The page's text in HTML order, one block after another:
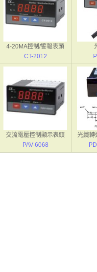
4-20MA控制/警報表頭
CT-2012
交流電壓控制顯示表頭
PAV-6068
光纖轉